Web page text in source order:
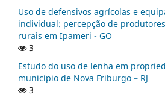
Uso de defensivos agrícolas e
individual: percepção de
rurais em Ipameri - GO
3
Estudo do uso de lenha em
município de Nova Friburgo – RJ
3